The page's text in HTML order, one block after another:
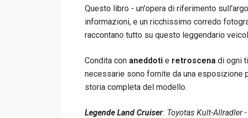
Questo libro - un'opera di riferimento
informazioni, e un ricchissimo corredo
raccontano tutto su questo leggendario
Condita con aneddoti e retroscena di ogni
necessarie sono fornite da una esposizione
storia completa del modello.
Legende Land Cruiser: Toyotas Kult-Allradler